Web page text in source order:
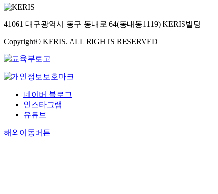
41061 대구광역시 동구 동내로 64(동내동1119) KERIS빌딩
Copyright© KERIS. ALL RIGHTS RESERVED
네이버 블로그
인스타그램
유튜브
해외이동버튼